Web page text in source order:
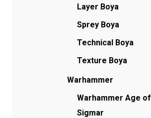
Layer Boya
Sprey Boya
Technical Boya
Texture Boya
Warhammer
Warhammer Age of
Sigmar